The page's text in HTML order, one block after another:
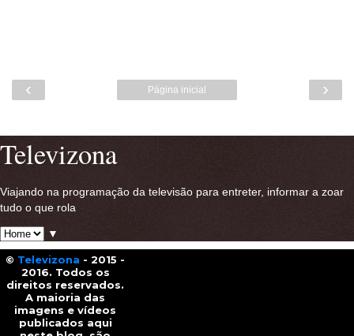
‹ ›
Página inicial
Televizona
Viajando na programação da televisão para entreter, informar a zoar
tudo o que rola
▼
© Televizona - 2015 -
2016. Todos os
direitos reservados.
A maioria das
imagens e vídeos
publicados aqui